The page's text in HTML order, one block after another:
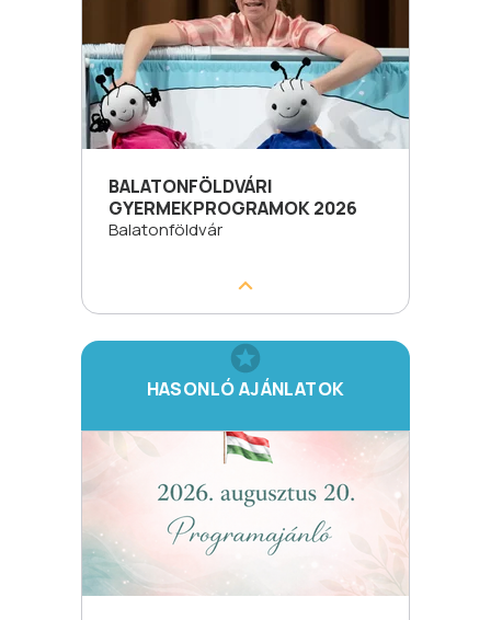
BALATONFÖLDVÁRI
GYERMEKPROGRAMOK 2026
Balatonföldvár
HASONLÓ AJÁNLATOK